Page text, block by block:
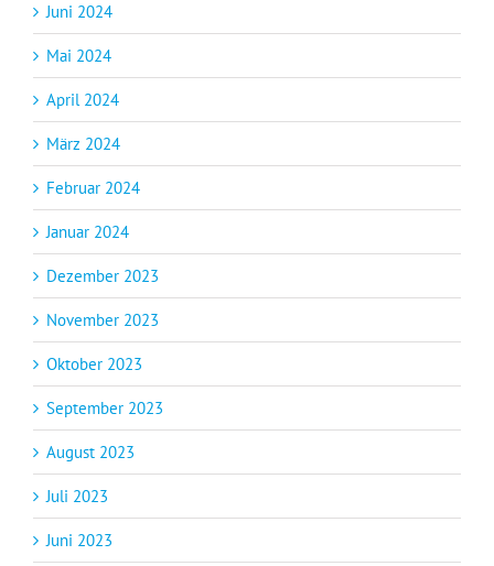
Juni 2024
Mai 2024
April 2024
März 2024
Februar 2024
Januar 2024
Dezember 2023
November 2023
Oktober 2023
September 2023
August 2023
Juli 2023
Juni 2023